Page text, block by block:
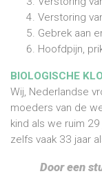
Verstoring
Gebrek aan
Hoofdpijn,
BIOLOGISCHE
Wij, Nederlandse
moeders van de
kind als we ruim
zelfs vaak 33 jaar
Door een